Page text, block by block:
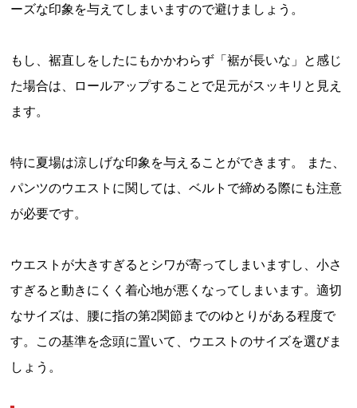
ーズな印象を与えてしまいますので避けましょう。
もし、裾直しをしたにもかかわらず「裾が長いな」と感じ
た場合は、ロールアップすることで足元がスッキリと見え
ます。
特に夏場は涼しげな印象を与えることができます。 また、
パンツのウエストに関しては、ベルトで締める際にも注意
が必要です。
ウエストが大きすぎるとシワが寄ってしまいますし、小さ
すぎると動きにくく着心地が悪くなってしまいます。適切
なサイズは、腰に指の第2関節までのゆとりがある程度で
す。この基準を念頭に置いて、ウエストのサイズを選びま
しょう。